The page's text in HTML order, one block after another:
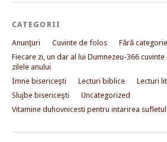
CATEGORII
Anunţuri Cuvinte de folos
Fără categorie
Fiecare zi, un dar al lui Dumnezeu-366
zilele anului
Imne bisericeşti
Lecturi biblice Lecturi
Slujbe bisericeşti
Uncategorized
Vitamine duhovnicesti pentru intarirea